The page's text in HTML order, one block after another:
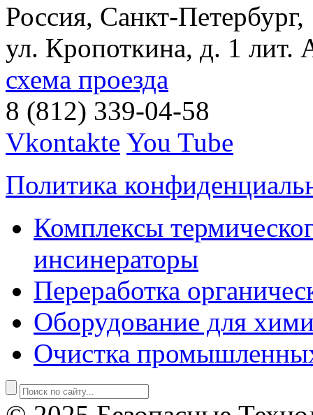
Россия, Санкт-Петербург,
ул. Кропоткина, д. 1 лит.
схема проезда
8 (812) 339-04-58
Vkontakte You Tube
Политика
Комплексы
инсинераторы
Переработка
Оборудование для
Очистка